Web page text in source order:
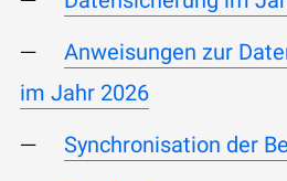
Anweisungen zur
im Jahr 2026
Synchronisation der